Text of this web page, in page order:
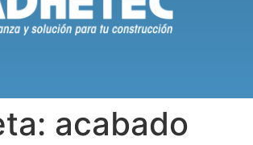
acabado